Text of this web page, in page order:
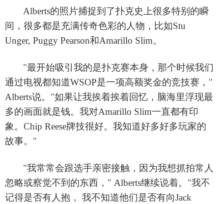
Alberts的照片捕捉到了扑克史上很多特别的瞬
间，很多都是充满传奇色彩的人物，比如Stu
Unger, Puggy Pearson和Amarillo Slim。
"最开始吸引我的是扑克赛本身，那个时候我们
通过电视都知道WSOP是一项高额奖金的竞技赛，"
Alberts说。"如果让我挨着挨着回忆，脑海里浮现最
多的画面就是钱。我对Amarillo Slim一直都有印
象。Chip Reese牌技很好。我知道好多好多玩家的
故事。"
"我常常会跟选手亲密接触，因为我想抓拍常人
忽略或察觉不到的东西，" Alberts继续说着。"我不
记得是否有人抱， 我不知道他们是否有向Jack